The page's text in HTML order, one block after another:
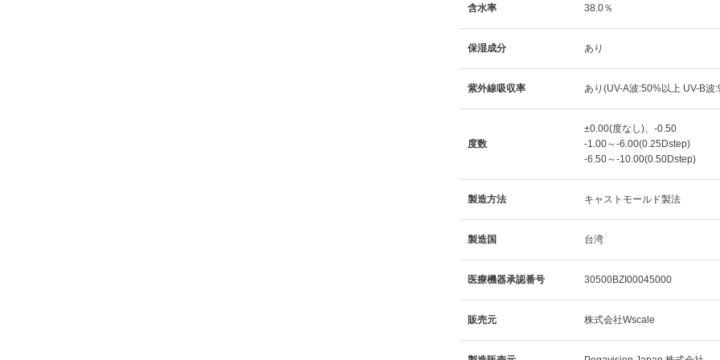
含水率 38.0％
保湿成分 あり
紫外線吸収率 あり(UV-A波:50%以上 UV-B波
度数
±0.00(度なし)、-0.50
-1.00～-6.00(0.25Dstep)
-6.50～-10.00(0.50Dstep)
製造方法 キャストモールド製法
製造国 台湾
医療機器承認番号 30500BZI00045000
販売元 株式会社Wscale